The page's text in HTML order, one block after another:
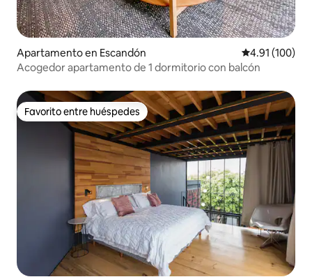
Apartamento en Escandón Calificación
4.91 (100)
Acogedor apartamento de 1 dormitorio con balcón
Favorito entre huéspedes
Favorito entre huéspedes